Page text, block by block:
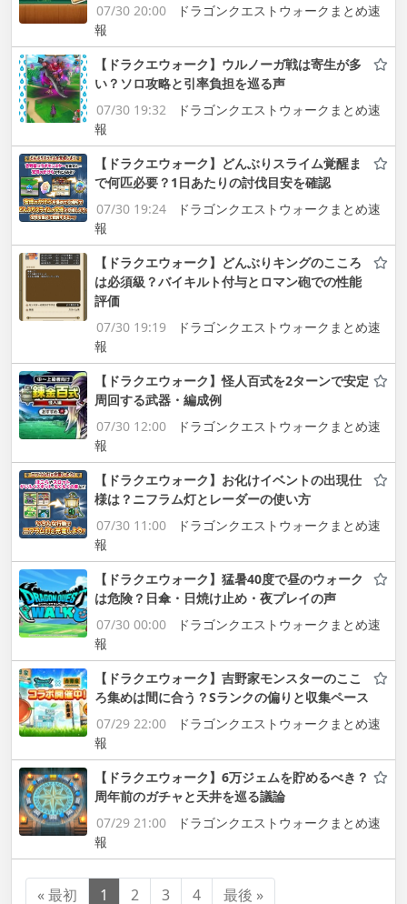
07/30 20:00
ドラゴンクエストウォークまとめ速
報
【ドラクエウォーク】ウルノーガ戦は寄生が多
い？ソロ攻略と引率負担を巡る声
07/30 19:32
ドラゴンクエストウォークまとめ速
報
【ドラクエウォーク】どんぶりスライム覚醒ま
で何匹必要？1日あたりの討伐目安を確認
07/30 19:24
ドラゴンクエストウォークまとめ速
報
【ドラクエウォーク】どんぶりキングのこころ
は必須級？バイキルト付与とロマン砲での性能
評価
07/30 19:19
ドラゴンクエストウォークまとめ速
報
【ドラクエウォーク】怪人百式を2ターンで安定
周回する武器・編成例
07/30 12:00
ドラゴンクエストウォークまとめ速
報
【ドラクエウォーク】お化けイベントの出現仕
様は？ニフラム灯とレーダーの使い方
07/30 11:00
ドラゴンクエストウォークまとめ速
報
【ドラクエウォーク】猛暑40度で昼のウォーク
は危険？日傘・日焼け止め・夜プレイの声
07/30 00:00
ドラゴンクエストウォークまとめ速
報
【ドラクエウォーク】吉野家モンスターのここ
ろ集めは間に合う？Sランクの偏りと収集ペース
07/29 22:00
ドラゴンクエストウォークまとめ速
報
【ドラクエウォーク】6万ジェムを貯めるべき？
周年前のガチャと天井を巡る議論
07/29 21:00
ドラゴンクエストウォークまとめ速
報
« 最初 1 2 3 4 最後 »